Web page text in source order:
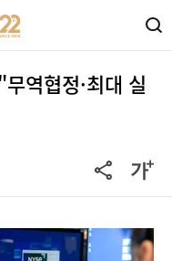
역협정·최대 실